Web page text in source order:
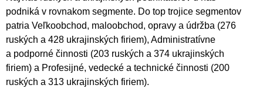
podniká v rovnakom segmente. Do top trojice segmentov
patria Veľkoobchod, maloobchod, opravy a údržba (276
ruských a 428 ukrajinských firiem), Administratívne
a podporné činnosti (203 ruských a 374 ukrajinských
firiem) a Profesijné, vedecké a technické činnosti (200
ruských a 313 ukrajinských firiem).